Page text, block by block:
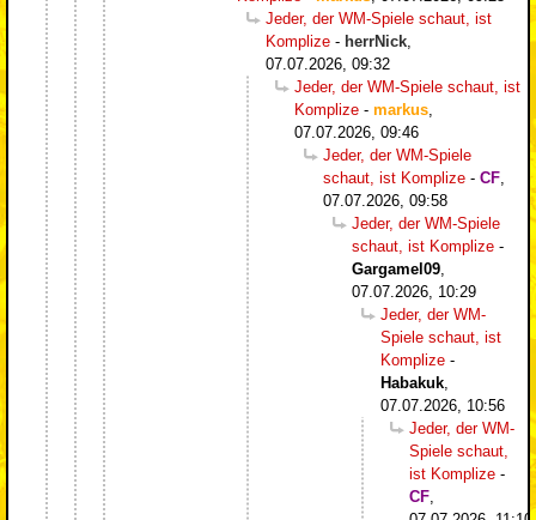
Jeder, der WM-Spiele schaut, ist
Komplize - herrNick
07.07.2026, 09:32
Jeder, der WM-Spiele schaut, ist
Komplize - markus
07.07.2026, 09:46
Jeder, der WM-Spiele
schaut, ist Komplize - CF
07.07.2026, 09:58
Jeder, der WM-Spiele
schaut, ist Komplize -
Gargamel09
07.07.2026, 10:29
Jeder, der WM-
Spiele schaut, ist
Komplize -
Habakuk
07.07.2026, 10:56
Jeder, der WM-
Spiele schaut,
ist Komplize -
CF